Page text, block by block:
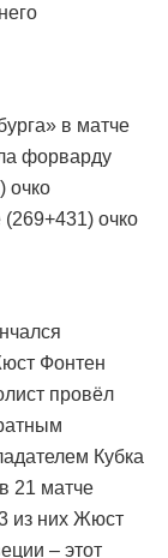
в матче
форварду
очко
очко
Фонтен
провёл
Кубка
21 матче
из них Жюст
– этот